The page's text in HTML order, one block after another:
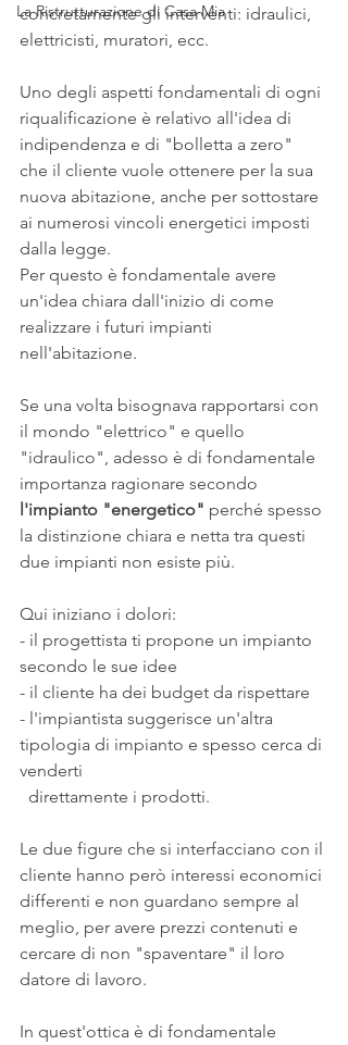
La Ristrutturazione di Casa Mia
concretamente gli interventi: idraulici,
elettricisti, muratori, ecc.
Uno degli aspetti fondamentali di ogni
riqualificazione è relativo all'idea di
indipendenza e di "bolletta a zero"
che il cliente vuole ottenere per la sua
nuova abitazione, anche per sottostare
ai numerosi vincoli energetici imposti
dalla legge.
Per questo è fondamentale avere
un'idea chiara dall'inizio di come
realizzare i futuri impianti
nell'abitazione.
Se una volta bisognava rapportarsi con
il mondo "elettrico" e quello
"idraulico", adesso è di fondamentale
importanza ragionare secondo
l'impianto "energetico" perché spesso
la distinzione chiara e netta tra questi
due impianti non esiste più.
Qui iniziano i dolori:
- il progettista ti propone un impianto
secondo le sue idee
- il cliente ha dei budget da rispettare
- l'impiantista suggerisce un'altra
tipologia di impianto e spesso cerca di
venderti
  direttamente i prodotti.
Le due figure che si interfacciano con il
cliente hanno però interessi economici
differenti e non guardano sempre al
meglio, per avere prezzi contenuti e
cercare di non "spaventare" il loro
datore di lavoro.
In quest'ottica è di fondamentale